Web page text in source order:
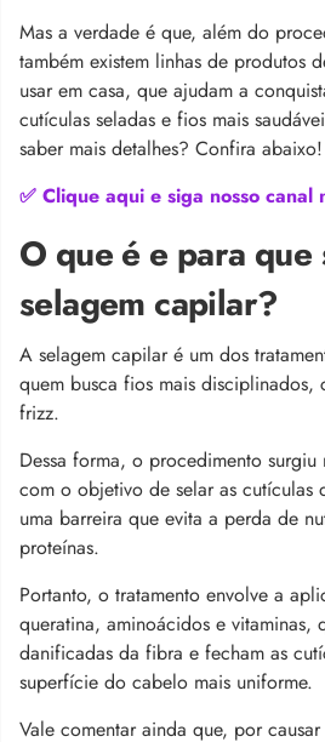
Mas a verdade é que, além do
também existem linhas de produtos
usar em casa, que ajudam a
cutículas seladas e fios mais
saber mais detalhes? Confira abaixo!
✅ Clique aqui e siga nosso canal
O que é e para que
selagem capilar?
A selagem capilar é um dos
quem busca fios mais
frizz.
Dessa forma, o procedimento surgiu
com o objetivo de selar as cutículas
uma barreira que evita a perda de
proteínas.
Portanto, o tratamento envolve a
queratina, aminoácidos e vitaminas,
danificadas da fibra e fecham as
superfície do cabelo mais uniforme.
Vale comentar ainda que, por